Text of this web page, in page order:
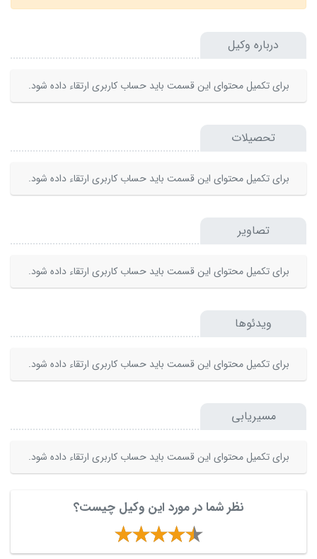
درباره وکیل
برای تکمیل محتوای این قسمت باید حساب کاربری ارتقاء داده شود.
تحصیلات
برای تکمیل محتوای این قسمت باید حساب کاربری ارتقاء داده شود.
تصاویر
برای تکمیل محتوای این قسمت باید حساب کاربری ارتقاء داده شود.
ویدئوها
برای تکمیل محتوای این قسمت باید حساب کاربری ارتقاء داده شود.
مسیریابی
برای تکمیل محتوای این قسمت باید حساب کاربری ارتقاء داده شود.
نظر شما در مورد این وکیل چیست؟